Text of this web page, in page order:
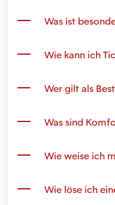
Was ist
Wie kann ich
Wer gilt als
Was sind
Wie weise ich
Wie löse ich